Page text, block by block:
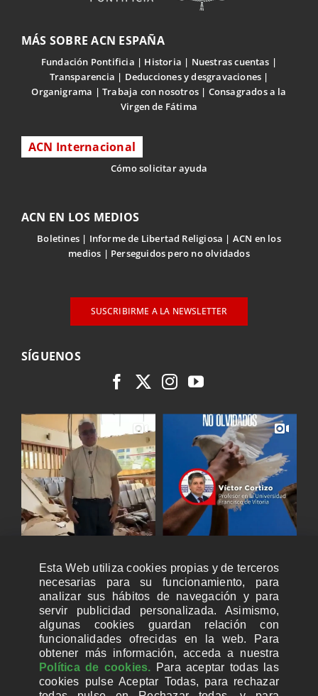
MÁS SOBRE ACN ESPAÑA
Fundación Pontificia Historia
Nuestras cuentas
Transparencia
Deducciones y desgravaciones
Organigrama
Trabaja con nosotros
Consagrados a la
Virgen de Fátima
ACN Internacional
Cómo solicitar ayuda
ACN EN LOS MEDIOS
Boletines Informe de Libertad Religiosa
ACN en los
medios
Perseguidos pero no olvidados
SUSCRIBIRME A LA NEWSLETTER
SÍGUENOS
Esta Web utiliza cookies propias y de terceros
necesarias para su funcionamiento, para
analizar sus hábitos de navegación y para
servir publicidad personalizada. Asimismo,
algunas cookies guardan relación con
funcionalidades ofrecidas en la web. Para
obtener más información, acceda a nuestra
Política de cookies. Para aceptar todas las
cookies pulse Aceptar Todas, para rechazar